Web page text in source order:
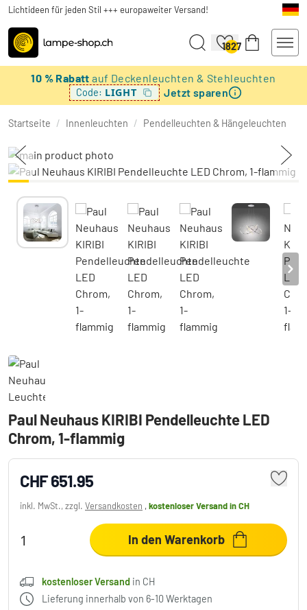
Lichtideen für jeden Stil +++ europaweiter Versand!
1827
10 % Rabattauf Deckenleuchten & Stehleuchten
Code: LIGHT Jetzt sparen
Startseite / Innenleuchten / Pendelleuchten & Hängeleuchten
Paul Neuhaus KIRIBI Pendelleuchte LED
Chrom, 1-flammig
CHF 651.95
inkl. MwSt., zzgl. Versandkosten ,kostenloser Versandin CH
In den Warenkorb
kostenloser Versand in CH
Lieferung innerhalb von 6-10 Werktagen